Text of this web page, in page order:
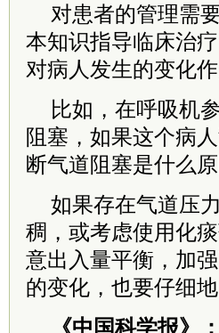
对患者的管理需
本知识指导临床治
对病人发生的变化作
比如，在呼吸机
阻塞，如果这个病
断气道阻塞是什么原
如果存在气道压
稠，或考虑使用化
意出入量平衡，加
的变化，也要仔细
《中国科学报》